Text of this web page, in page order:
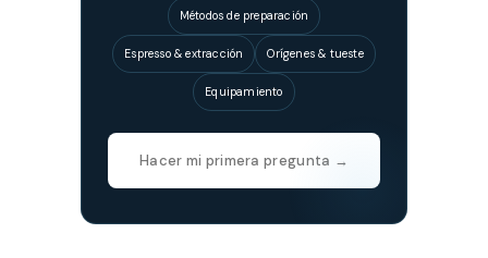
Métodos de preparación
Espresso & extracción Orígenes & tueste
Equipamiento
Hacer mi primera pregunta →